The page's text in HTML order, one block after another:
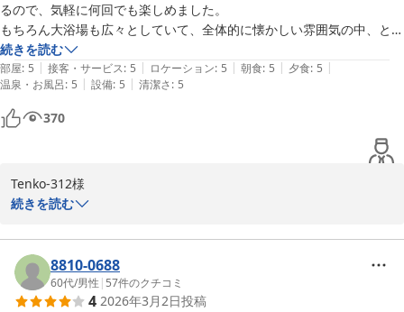
温泉の泉質やお食事について「最高」とのお言葉を頂戴し、スタッ
フ一同、大きな励みとなっております。また、スタッフの対応につ
きましても温かいお言葉をいただき、重ねて御礼申し上げます。
これからも皆様に心からお寛ぎいただける宿を目指し、より一層努
めてまいります。
ぜひまた季節を変えてお越しいただけましたら幸いでございます。
またお会いできる日を、心よりお待ち申し上げております。
2026-06-02
るので、気軽に何回でも楽しめました。
もちろん大浴場も広々としていて、全体的に懐かしい雰囲気の中、とて
ものんびり過ごさせて頂きました。
5.60代の夫婦で利用させて頂いたのですが、食事が上品な味わいで、美
味しかったです。
宿の方の、心温かさがいろんなところで感じられるお宿でした。
続きを読む
部屋: 5 | 接客・サービス: 5 | ロケーション: 5 | 朝食: 5 | 夕食: 5 |
温泉・お風呂: 5 | 設備: 5 | 清潔さ: 5
370
Tenko-312様
した。
心あたたまるお言葉をお寄せくださり誠にありがとうございます。
お部屋のお風呂や大浴場でゆっくりとお寛ぎいただけたとのこと、
続きを読む
8810-0688
60代/男性 | 57件のクチコミ
4 2026年3月2日投稿